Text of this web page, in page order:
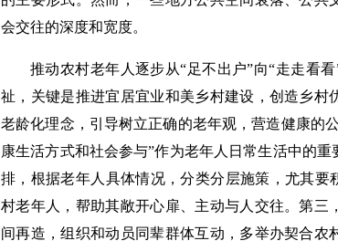
会交往的深度和宽度。
推动农村老年人逐步从“足不出户”向“走走看
祉，关键是推进宜居宜业和美乡村建设，创造乡村
老龄化理念，引导树立正确的老年观，营造健康的
康生活方式和社会参与”作为老年人日常生活中的
排，根据老年人具体情况，分类分层施策，尤其要
村老年人，帮助其敞开心扉、主动与人交往。第三
间再造，组织和动员同辈群体互动，多举办契合农